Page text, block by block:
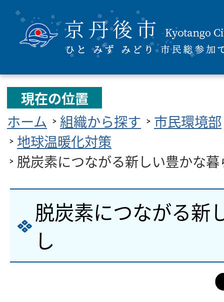
現在の位置
ホーム
組織から探す
市民環境部
地球温暖化対策
脱炭素につながる新しい豊かな暮
脱炭素につながる新
し